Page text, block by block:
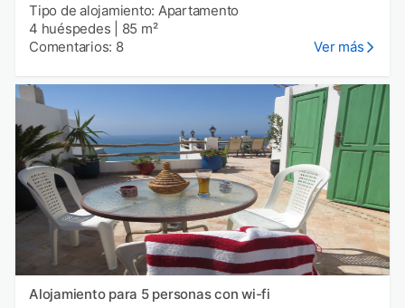
Tipo de alojamiento: Apartamento
4 huéspedes
85 m²
Comentarios: 8
Ver más
Alojamiento para 5 personas con wi-fi